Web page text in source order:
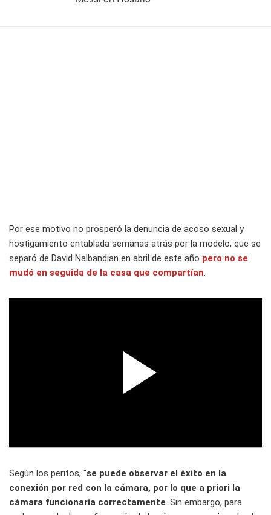
Por ese motivo no prosperó la denuncia de acoso sexual y
hostigamiento entablada semanas atrás por la modelo, que se
separó de David Nalbandian en abril de este año pero no se
mudó en seguida de la casa que compartían.
Según los peritos, "se puede observar el éxito en la
conexión por red con la cámara, por lo que a priori la
cámara funcionaría correctamente . Sin embargo, para